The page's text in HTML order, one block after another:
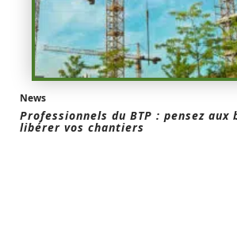
News
Professionnels du BTP : pensez aux
libérer vos chantiers